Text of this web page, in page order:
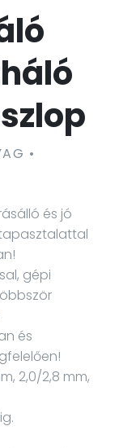
•
és jó
gépi
és
2,0/2,8 mm,